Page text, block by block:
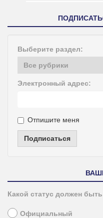
Выберите раздел:
Электронный адрес:
Отпишите меня
Подписаться
Какой статус должен
Официальный